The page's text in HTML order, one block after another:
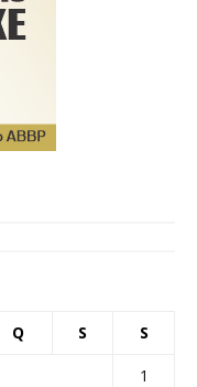
Q S S
1